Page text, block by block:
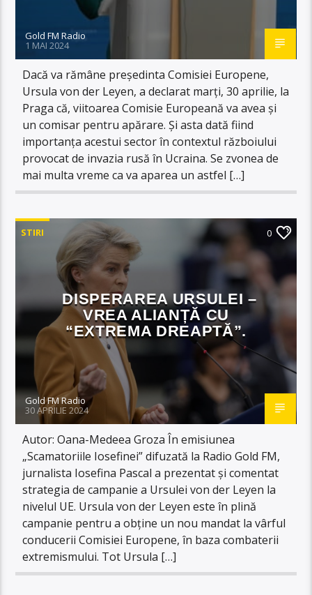
Gold FM Radio
1 MAI 2024
Dacă va rămâne preşedinta Comisiei Europene,
Ursula von der Leyen, a declarat marţi, 30 aprilie, la
Praga că, viitoarea Comisie Europeană va avea şi
un comisar pentru apărare. Și asta dată fiind
importanţa acestui sector în contextul războiului
provocat de invazia rusă în Ucraina. Se zvonea de
mai multa vreme ca va aparea un astfel […]
STIRI 0
DISPERAREA URSULEI –
VREA ALIANȚĂ CU
“EXTREMA DREAPTĂ”.
Gold FM Radio
30 APRILIE 2024
Autor: Oana-Medeea Groza În emisiunea
„Scamatoriile Iosefinei” difuzată la Radio Gold FM,
jurnalista Iosefina Pascal a prezentat și comentat
strategia de campanie a Ursulei von der Leyen la
nivelul UE. Ursula von der Leyen este în plină
campanie pentru a obține un nou mandat la vârful
conducerii Comisiei Europene, în baza combaterii
extremismului. Tot Ursula […]